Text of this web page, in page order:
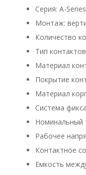
Серия: A-Series
Монтаж:
Количество
Тип
Материал
Покрытие
Материал
Система
Номинальный
Рабочее
Контактное
Емкость